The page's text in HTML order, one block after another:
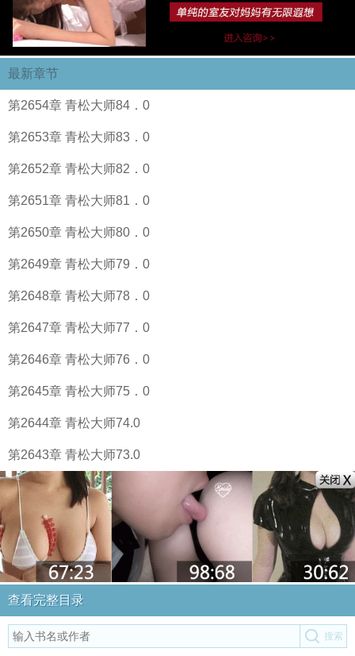
最新章节
第2654章 青松大师84．0
第2653章 青松大师83．0
第2652章 青松大师82．0
第2651章 青松大师81．0
第2650章 青松大师80．0
第2649章 青松大师79．0
第2648章 青松大师78．0
第2647章 青松大师77．0
第2646章 青松大师76．0
第2645章 青松大师75．0
第2644章 青松大师74.0
第2643章 青松大师73.0
查看完整目录